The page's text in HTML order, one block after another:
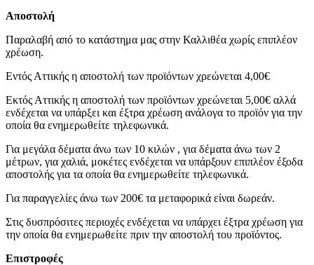
Αποστολή
Παραλαβή από το κατάστημα μας στην Καλλιθέα χωρίς επιπλέον
χρέωση.
Εντός Αττικής η αποστολή των προϊόντων χρεώνεται 4,00€
Εκτός Αττικής η αποστολή των προϊόντων χρεώνεται 5,00€ αλλά
ενδέχεται να υπάρξει και έξτρα χρέωση ανάλογα το προϊόν για την
οποία θα ενημερωθείτε τηλεφωνικά.
Για μεγάλα δέματα άνω των 10 κιλών , για δέματα άνω των 2
μέτρων, για χαλιά, μοκέτες ενδέχεται να υπάρξουν επιπλέον έξοδα
αποστολής για τα οποία θα ενημερωθείτε τηλεφωνικά.
Για παραγγελίες άνω των 200€ τα μεταφορικά είναι δωρεάν.
Στις δυσπρόσιτες περιοχές ενδέχεται να υπάρχει έξτρα χρέωση για
την οποία θα ενημερωθείτε πριν την αποστολή του προϊόντος.
Επιστροφές